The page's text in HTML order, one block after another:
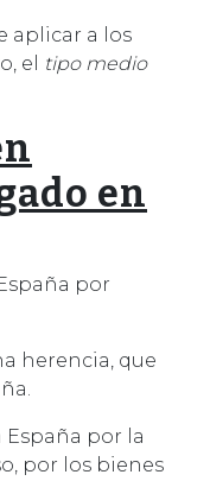
a los
el
tipo medio
en
por
herencia, que
por la
por los bienes